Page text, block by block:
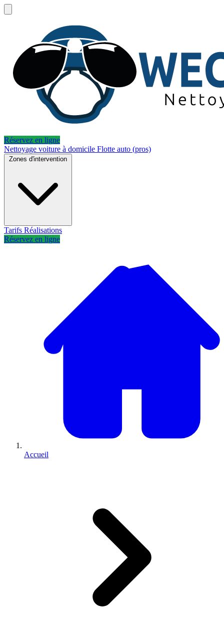
Réservez en ligne
Nettoyage voiture à domicile Flotte auto (pros)
Zones d'intervention
Tarifs Réalisations
Réservez en ligne
Accueil